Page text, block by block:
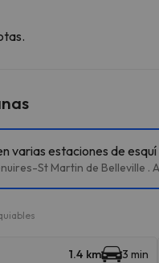
varias estaciones de
St Martin de Belleville
1.4 km 3 min